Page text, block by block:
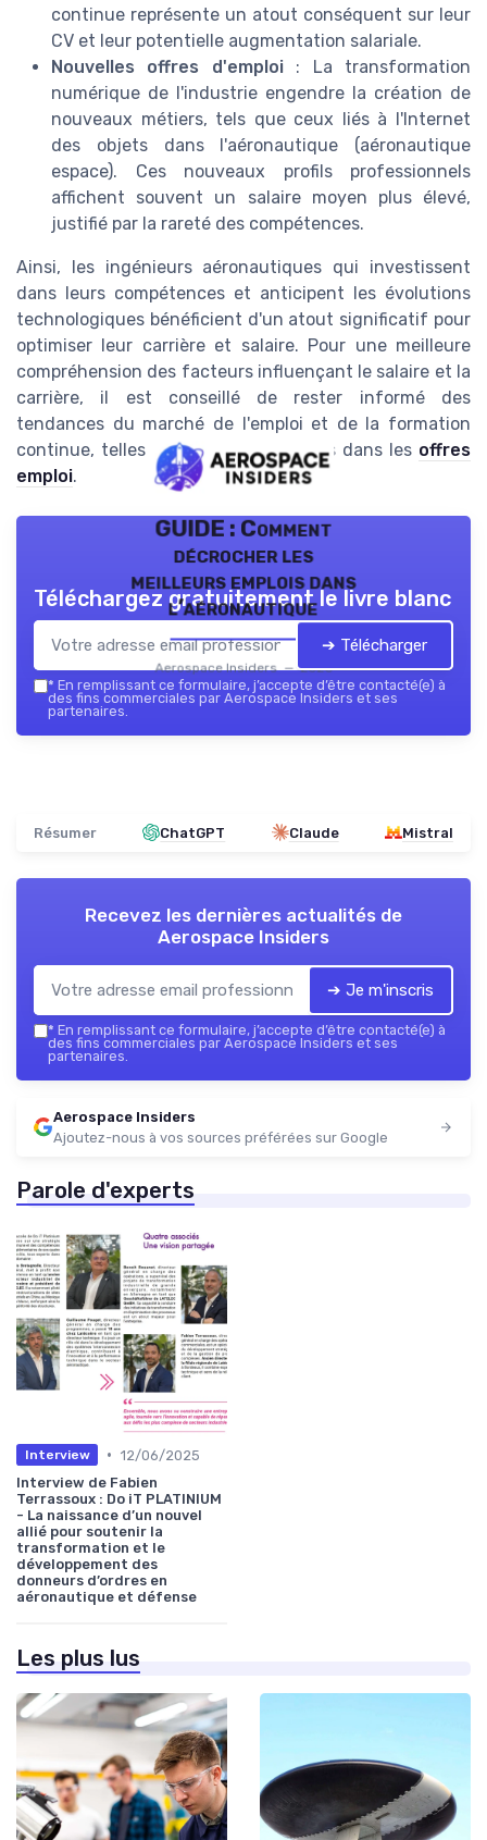
continue représente un atout conséquent sur leur
CV et leur potentielle augmentation salariale.
Nouvelles offres d'emploi: La transformation
numérique de l'industrie engendre la création de
nouveaux métiers, tels que ceux liés à l'Internet
des objets dans l'aéronautique (aéronautique
espace). Ces nouveaux profils professionnels
affichent souvent un salaire moyen plus élevé,
justifié par la rareté des compétences.
Ainsi, les ingénieurs aéronautiques qui investissent
dans leurs compétences et anticipent les évolutions
technologiques bénéficient d'un atout significatif pour
optimiser leur carrière et salaire. Pour une meilleure
compréhension des facteurs influençant le salaire et la
carrière, il est conseillé de rester informé des
tendances du marché de l'emploi et de la formation
continue, telles que celles présentées dans les offres
emploi.
GUIDE : Comment
décrocher les
meilleurs emplois dans
l’aéronautique
Aerospace Insiders — 2026
Téléchargez gratuitement le livre blanc
➔ Télécharger
* En remplissant ce formulaire, j’accepte d’être contacté(e) à
des fins commerciales par Aerospace Insiders et ses
partenaires.
Résumer ChatGPT Claude Mistral
Recevez les dernières actualités de
Aerospace Insiders
➔ Je m'inscris
* En remplissant ce formulaire, j’accepte d’être contacté(e) à
des fins commerciales par Aerospace Insiders et ses
partenaires.
Aerospace Insiders
Ajoutez-nous à vos sources préférées sur Google
Parole d'experts
Interview • 12/06/2025
Interview de Fabien
Terrassoux : Do iT PLATINIUM
- La naissance d’un nouvel
allié pour soutenir la
transformation et le
développement des
donneurs d’ordres en
aéronautique et défense
Les plus lus